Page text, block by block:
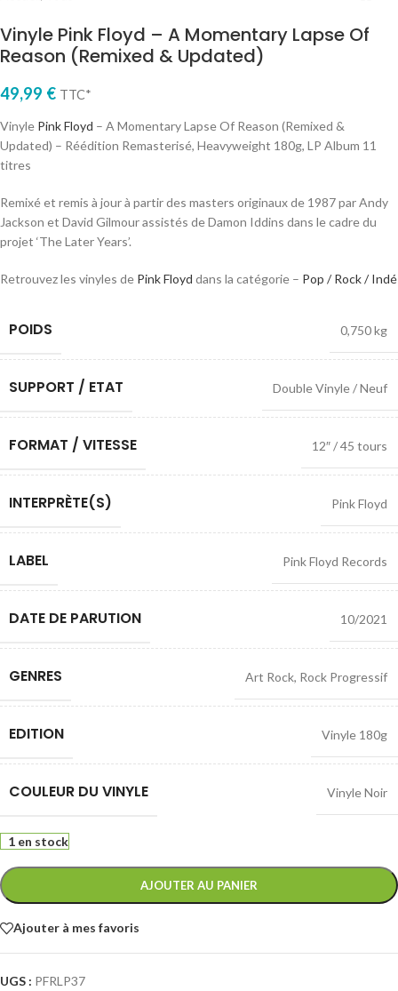
Vinyle Pink Floyd – A Momentary Lapse Of
Reason (Remixed & Updated)
49,99 € TTC*
Vinyle Pink Floyd – A Momentary Lapse Of Reason (Remixed &
Updated) – Réédition Remasterisé, Heavyweight 180g, LP Album 11
titres
Remixé et remis à jour à partir des masters originaux de 1987 par Andy
Jackson et David Gilmour assistés de Damon Iddins dans le cadre du
projet ‘The Later Years’.
Retrouvez les vinyles de Pink Floyd dans la catégorie – Pop / Rock / Indé
POIDS 0,750 kg
SUPPORT / ETAT Double Vinyle / Neuf
FORMAT / VITESSE 12″ / 45 tours
INTERPRÈTE(S) Pink Floyd
LABEL Pink Floyd Records
DATE DE PARUTION 10/2021
GENRES Art Rock, Rock Progressif
EDITION Vinyle 180g
COULEUR DU VINYLE Vinyle Noir
1 en stock
AJOUTER AU PANIER
Ajouter à mes favoris
UGS : PFRLP37